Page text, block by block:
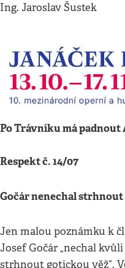
Ing. Jaroslav Šustek
Po Trávníku má padnout
Respekt č. 14/07
Gočár nenechal strhnout
Jen malou poznámku k
Josef Gočár „nechal
strhnout gotickou věž“.